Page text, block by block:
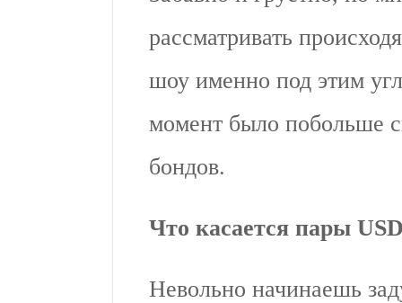
рассматривать
шоу именно под этим
момент было побольше
бондов.
Что касается пары
Невольно начинаешь